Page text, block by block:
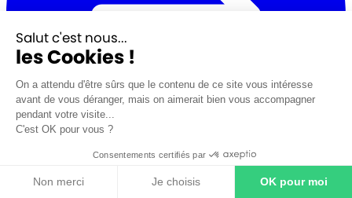
Salut c'est nous...
les Cookies !
On a attendu d'être sûrs que le contenu de ce site vous intéresse
avant de vous déranger, mais on aimerait bien vous accompagner
pendant votre visite...
C'est OK pour vous ?
Consentements certifiés par
Non merci Je choisis OK pour moi